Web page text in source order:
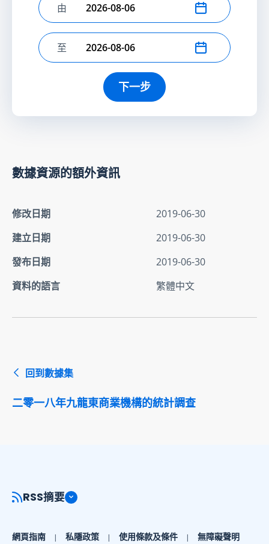
選擇開始日期
由
選擇結束日期
至
下一步
數據資源的額外資訊
修改日期
2019-06-30
建立日期
2019-06-30
發布日期
2019-06-30
資料的語言
繁體中文
回到數據集
二零一八年九龍東商業機構的統計調查
RSS摘要
網頁指南 私隱政策 使用條款及條件 無障礙聲明